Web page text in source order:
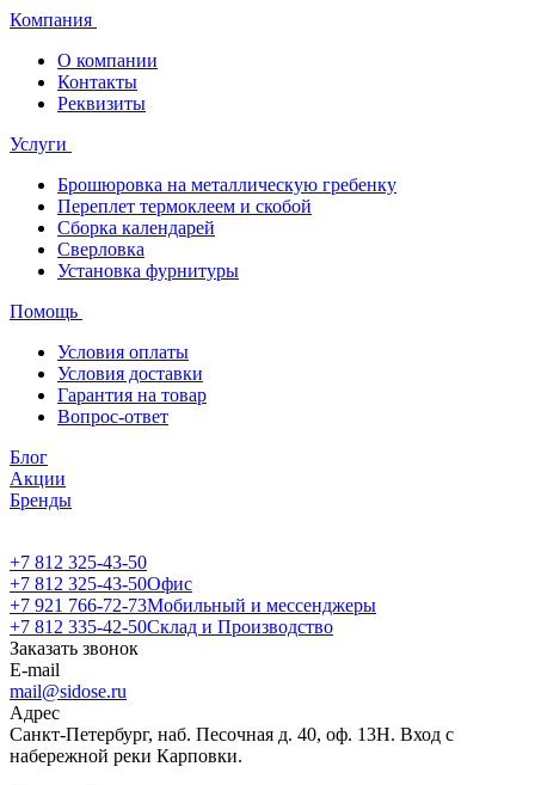
Компания
О компании
Контакты
Реквизиты
Услуги
Брошюровка на металлическую гребенку
Переплет термоклеем и скобой
Сборка календарей
Сверловка
Установка фурнитуры
Помощь
Условия оплаты
Условия доставки
Гарантия на товар
Вопрос-ответ
Блог
Акции
Бренды
+7 812 325-43-50
+7 812 325-43-50Офис
+7 921 766-72-73Мобильный и мессенджеры
+7 812 335-42-50Склад и Производство
Заказать звонок
E-mail
mail@sidose.ru
Адрес
Санкт-Петербург, наб. Песочная д. 40, оф. 13Н. Вход с
набережной реки Карповки.